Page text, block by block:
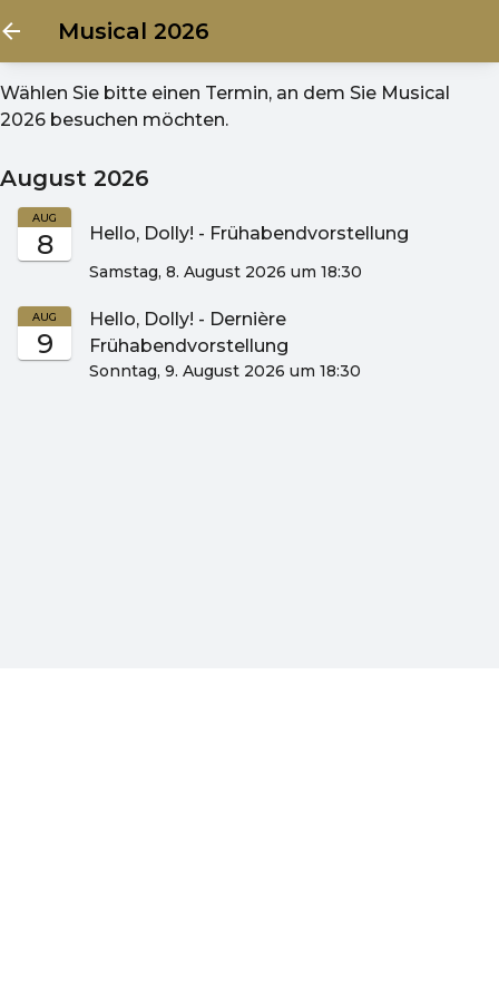
Musical 2026
Wählen Sie bitte einen Termin, an dem Sie Musical
2026 besuchen möchten.
August 2026
8
AUG
Hello, Dolly! - Frühabendvorstellung
Samstag, 8. August 2026 um 18:30
9
AUG
Hello, Dolly! - Dernière
Frühabendvorstellung
Sonntag, 9. August 2026 um 18:30